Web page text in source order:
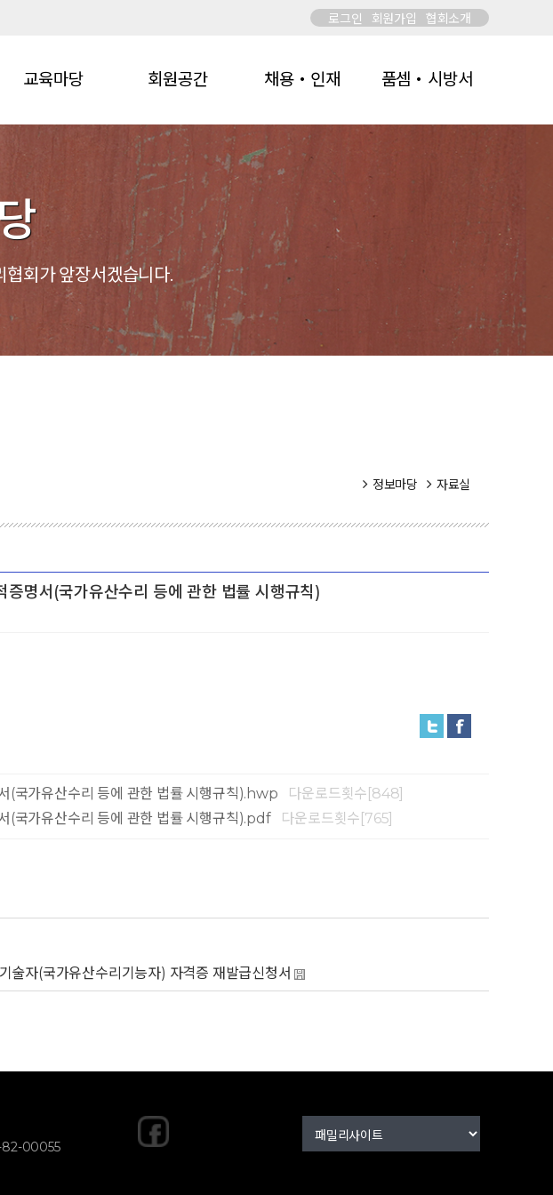
로그인 회원가입 협회소개
교육마당 회원공간 채용・인재 품셈・시방서
협회가 앞장서겠습니다.
정보마당 자료실
명서(국가유산수리 등에 관한 법률 시행규칙)
(국가유산수리 등에 관한 법률 시행규칙).hwp
다운로드횟수[848]
(국가유산수리 등에 관한 법률 시행규칙).pdf
다운로드횟수[765]
자(국가유산수리기능자) 자격증 재발급신청서
82-00055